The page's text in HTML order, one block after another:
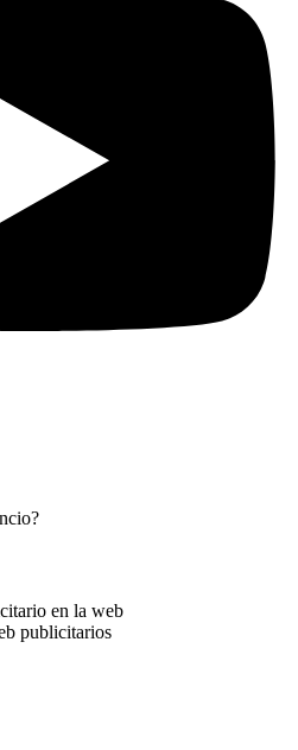
en la web
publicitarios